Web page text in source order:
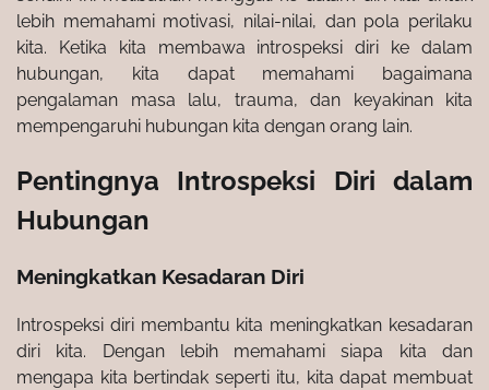
lebih memahami motivasi, nilai-nilai, dan pola perilaku
kita. Ketika kita membawa introspeksi diri ke dalam
hubungan, kita dapat memahami bagaimana
pengalaman masa lalu, trauma, dan keyakinan kita
mempengaruhi hubungan kita dengan orang lain.
Pentingnya Introspeksi Diri dalam
Hubungan
Meningkatkan Kesadaran Diri
Introspeksi diri membantu kita meningkatkan kesadaran
diri kita. Dengan lebih memahami siapa kita dan
mengapa kita bertindak seperti itu, kita dapat membuat